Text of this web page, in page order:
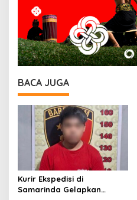
BACA JUGA
Kurir Ekspedisi di
Samarinda Gelapkan